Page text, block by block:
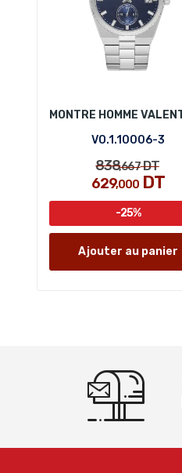
VO.1.10006-3
838,667DT
629,000 DT
-25%
Ajouter au panier